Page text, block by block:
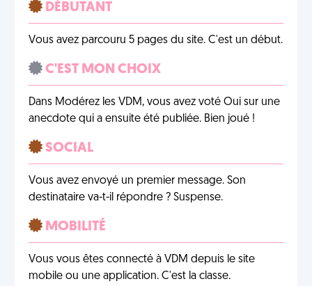
DÉBUTANT
Vous avez parcouru 5 pages du site. C'est un début.
C'EST MON CHOIX
Dans Modérez les VDM, vous avez voté Oui sur une
anecdote qui a ensuite été publiée. Bien joué !
SOCIAL
Vous avez envoyé un premier message. Son
destinataire va-t-il répondre ? Suspense.
MOBILITÉ
Vous vous êtes connecté à VDM depuis le site
mobile ou une application. C'est la classe.